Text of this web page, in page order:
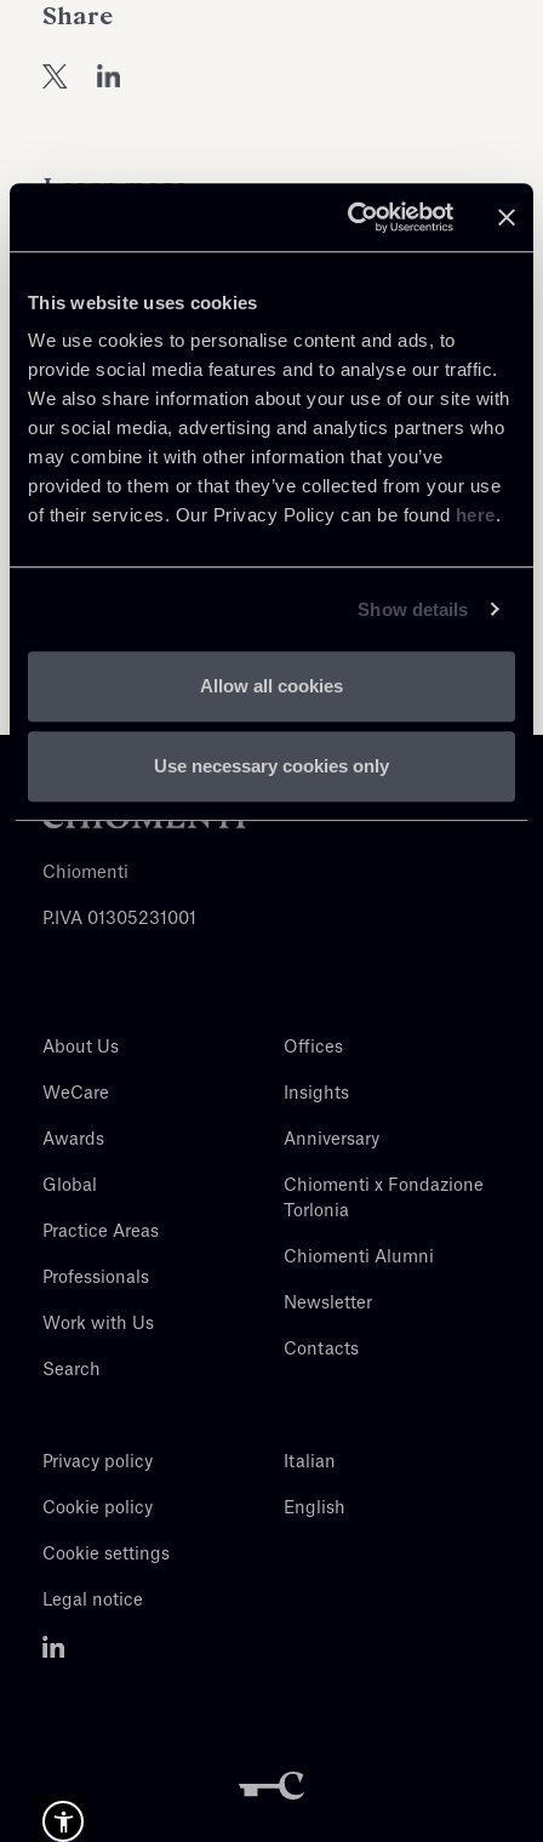
This website uses cookies
We use cookies to personalise content and ads, to
provide social media features and to analyse our traffic.
We also share information about your use of our site with
our social media, advertising and analytics partners who
may combine it with other information that you’ve
provided to them or that they’ve collected from your use
of their services. Our Privacy Policy can be found here.
Show details
Allow all cookies
Use necessary cookies only
Learn more
Public Law, Regulatory & Authorities
Share
Return to insights
Chiomenti
P.IVA 01305231001
About Us
WeCare
Awards
Global
Practice Areas
Professionals
Work with Us
Search
Offices
Insights
Anniversary
Chiomenti x Fondazione
Torlonia
Chiomenti Alumni
Newsletter
Contacts
Privacy policy
Cookie policy
Cookie settings
Legal notice
Italian
English